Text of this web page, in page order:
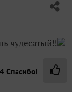
чудесатый!!
4 Спасибо!